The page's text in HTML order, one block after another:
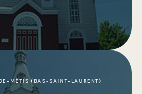
MÉTIS (BAS-SAINT-LAURENT)